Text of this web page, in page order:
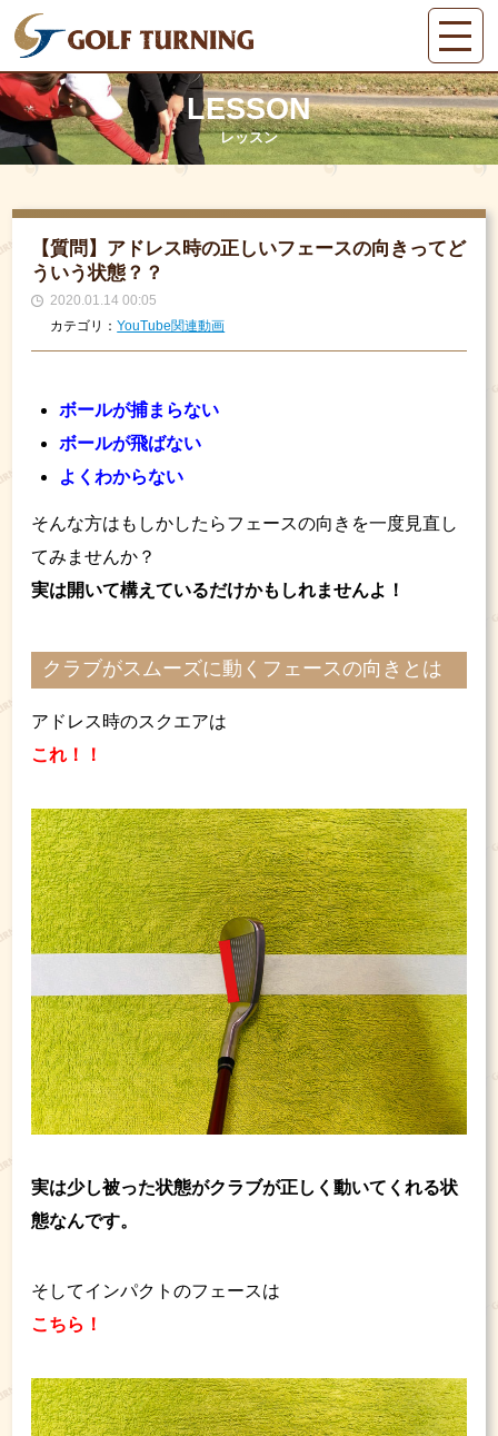
LESSON
レッスン
【質問】アドレス時の正しいフェースの向きってど
ういう状態？？
2020.01.14 00:05
カテゴリ：YouTube関連動画
ボールが捕まらない
ボールが飛ばない
よくわからない
そんな方はもしかしたらフェースの向きを一度見直し
てみませんか？
実は開いて構えているだけかもしれませんよ！
クラブがスムーズに動くフェースの向きとは
アドレス時のスクエアは
これ！！
実は少し被った状態がクラブが正しく動いてくれる状
態なんです。
そしてインパクトのフェースは
こちら！